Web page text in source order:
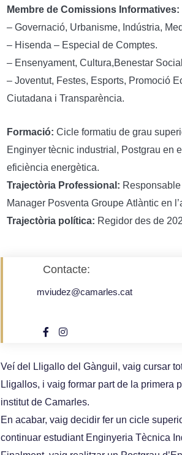
Membre de Comissions Informatives:
– Governació, Urbanisme, Indústria,
– Hisenda – Especial de Comptes.
– Ensenyament, Cultura,Benestar
– Joventut, Festes, Esports, Promoció
Ciutadana i Transparència.
Formació: Cicle formatiu de grau
Enginyer tècnic industrial, Postgrau en
eficiència energètica.
Trajectòria Professional:
Manager Posventa Groupe Atlàntic en
Trajectòria política: Regidor des de
Contacte:
mviudez@camarles.cat
Veí del Lligallo del Gànguil, vaig cursar
Lligallos, i vaig formar part de la primera
institut de Camarles.
En acabar, vaig decidir fer un cicle
continuar estudiant Enginyeria Tècnica